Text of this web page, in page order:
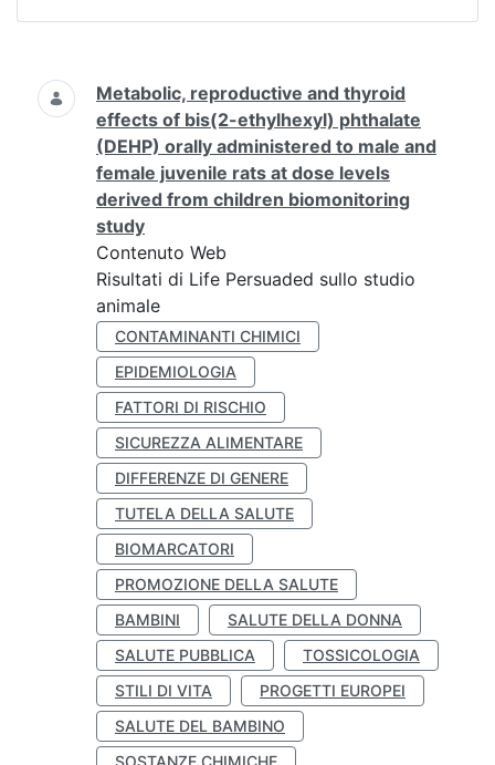
Ricerca
Metabolic, reproductive and thyroid
effects of bis(2-ethylhexyl) phthalate
(DEHP) orally administered to male and
female juvenile rats at dose levels
derived from children biomonitoring
study
Contenuto Web
Risultati di Life Persuaded sullo studio
animale
CONTAMINANTI CHIMICI
EPIDEMIOLOGIA
FATTORI DI RISCHIO
SICUREZZA ALIMENTARE
DIFFERENZE DI GENERE
TUTELA DELLA SALUTE
BIOMARCATORI
PROMOZIONE DELLA SALUTE
BAMBINI
SALUTE DELLA DONNA
SALUTE PUBBLICA
TOSSICOLOGIA
STILI DI VITA
PROGETTI EUROPEI
SALUTE DEL BAMBINO
SOSTANZE CHIMICHE